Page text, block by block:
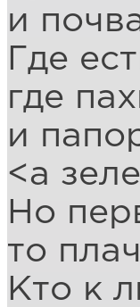
и
Где
где
и
<а
Но
то
Кто к